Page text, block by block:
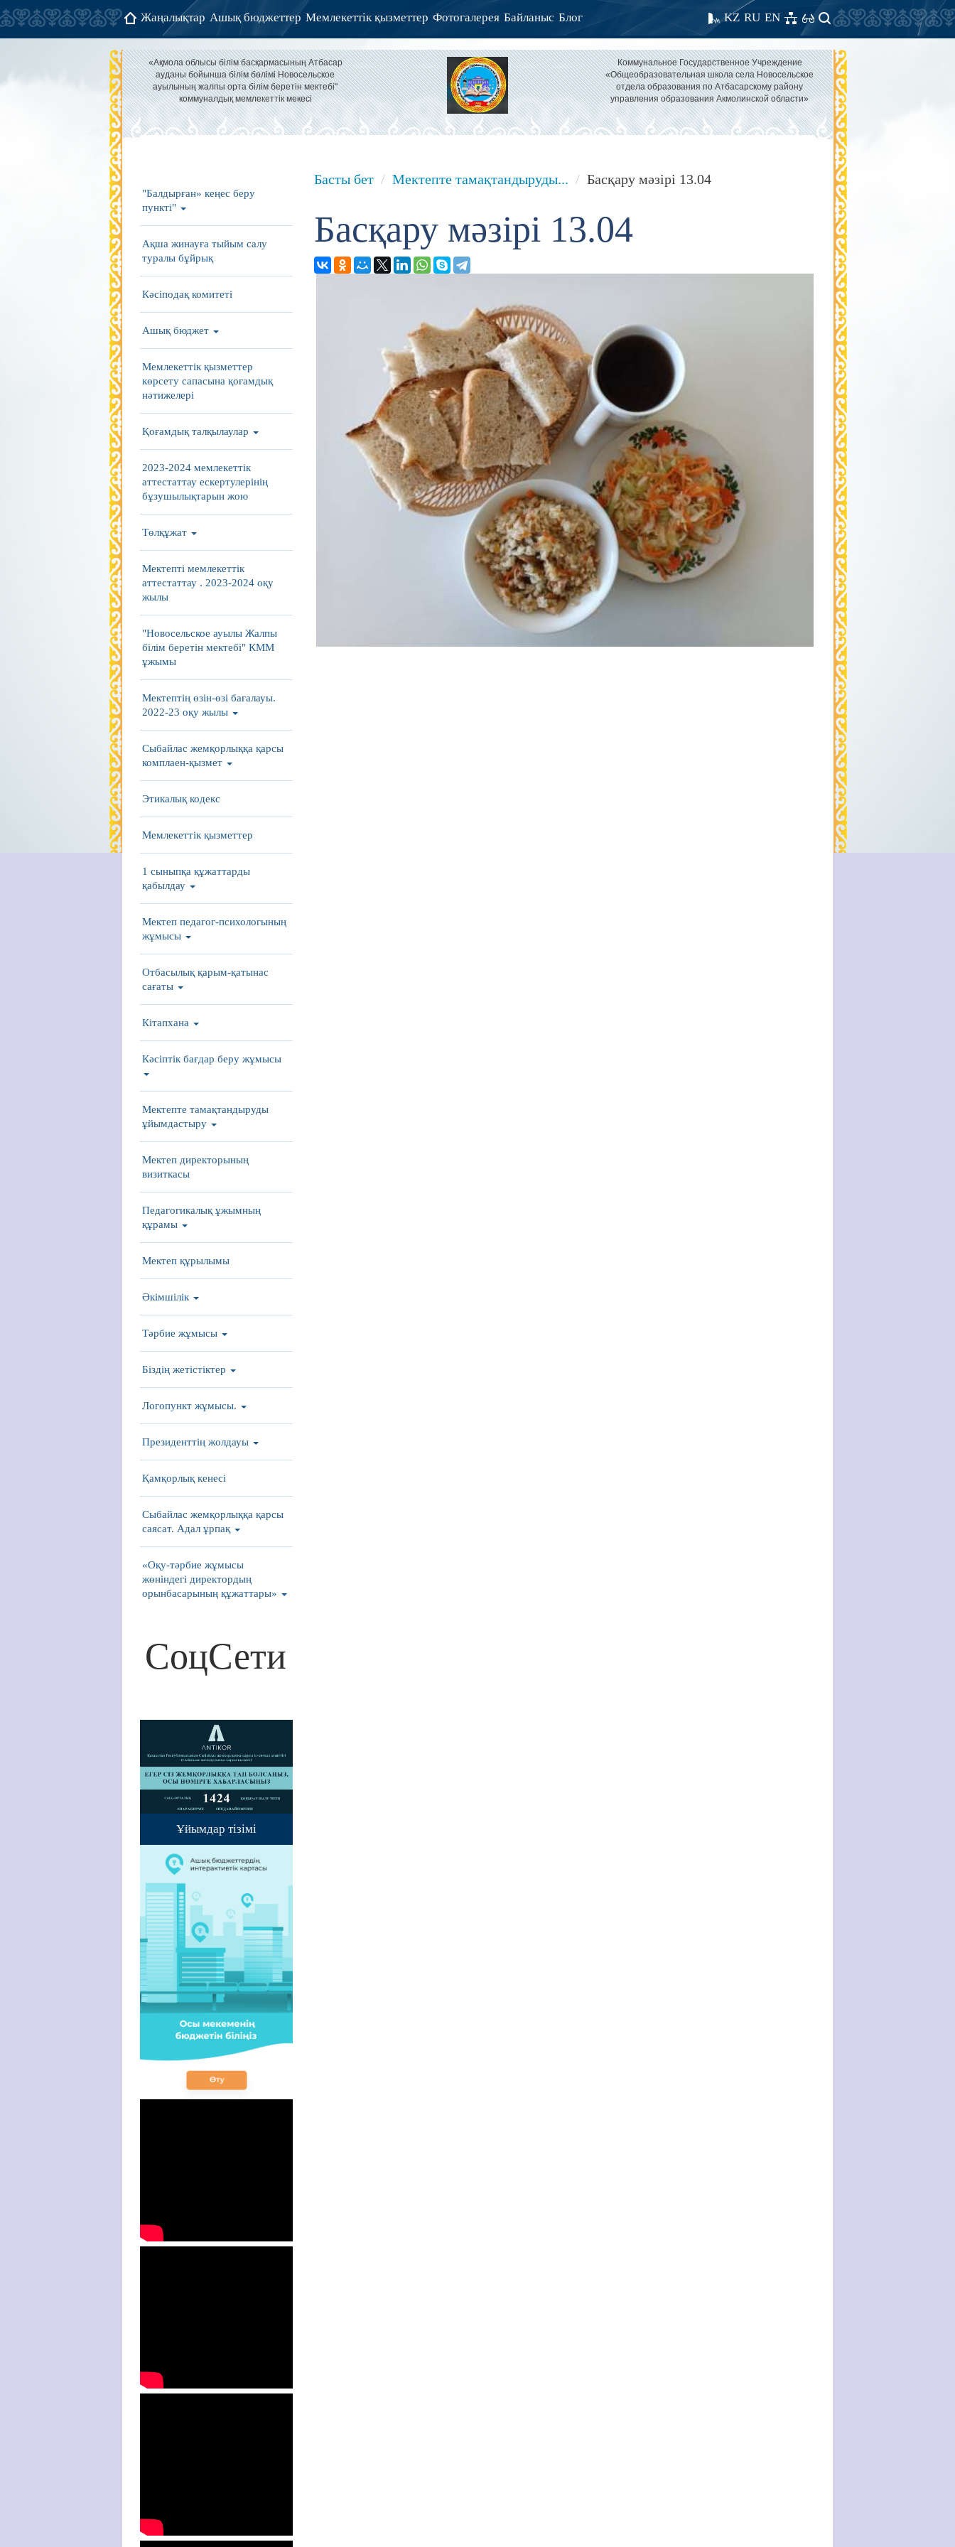
Жаңалықтар Ашық бюджеттер Мемлекеттік қызметтер Фотогалерея Байланыс Блог EN
RU
KZ
«Ақмола облысы білім басқармасының Атбасар
ауданы бойынша білім бөлімі Новосельское
ауылының жалпы орта білім беретін мектебі"
коммуналдық мемлекеттік мекесі
Коммунальное Государственное Учреждение
«Общеобразовательная школа села Новосельское
отдела образования по Атбасарскому району
управления образования Акмолинской области»
"Балдырған» кеңес беру
пункті"
Ақша жинауға тыйым салу
туралы бұйрық
Кәсіподақ комитеті
Ашық бюджет
Мемлекеттік қызметтер
көрсету сапасына қоғамдық
нәтижелері
Қоғамдық талқылаулар
2023-2024 мемлекеттік
аттестаттау ескертулерінің
бұзушылықтарын жою
Төлқұжат
Мектепті мемлекеттік
аттестаттау . 2023-2024 оқу
жылы
"Новосельское ауылы Жалпы
білім беретін мектебі" КММ
ұжымы
Мектептің өзін-өзі бағалауы.
2022-23 оқу жылы
Сыбайлас жемқорлыққа қарсы
комплаен-қызмет
Этикалық кодекс
Мемлекеттік қызметтер
1 сыныпқа құжаттарды
қабылдау
Мектеп педагог-психологының
жұмысы
Отбасылық қарым-қатынас
сағаты
Кітапхана
Кәсіптік бағдар беру жұмысы
Мектепте тамақтандыруды
ұйымдастыру
Мектеп директорының
визиткасы
Педагогикалық ұжымның
құрамы
Мектеп құрылымы
Әкімшілік
Тәрбие жұмысы
Біздің жетістіктер
Логопункт жұмысы.
Президенттің жолдауы
Қамқорлық кенесі
Сыбайлас жемқорлыққа қарсы
саясат. Адал ұрпақ
«Оқу-тәрбие жұмысы
жөніндегі директордың
орынбасарының құжаттары»
СоцСети
Ұйымдар тізімі
Басты бет Мектепте тамақтандыруды... Басқару мәзірі 13.04
Басқару мәзірі 13.04